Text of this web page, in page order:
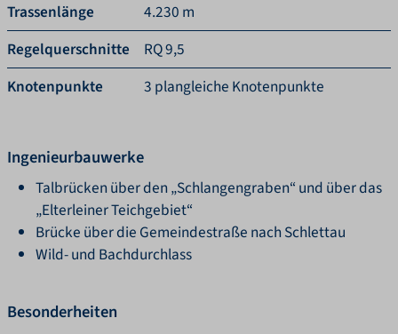
Trassenlänge
4.230 m
Regelquerschnitte
RQ 9,5
Knotenpunkte
3 plangleiche Knotenpunkte
Ingenieurbauwerke
Talbrücken über den „Schlangengraben“ und über das
„Elterleiner Teichgebiet“
Brücke über die Gemeindestraße nach Schlettau
Wild- und Bachdurchlass
Besonderheiten